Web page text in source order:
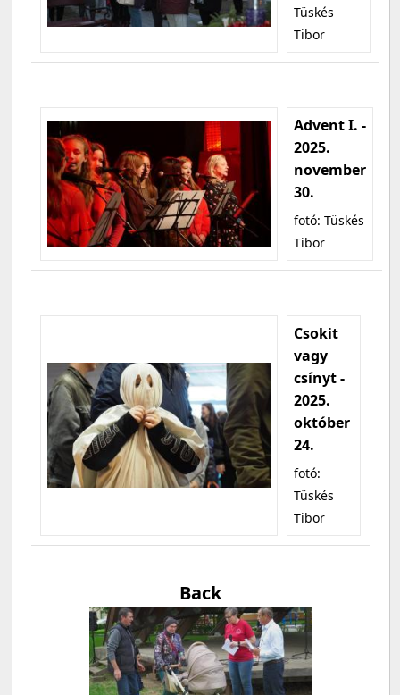
Tüskés
Tibor
Advent I. -
2025.
november
30.
fotó: Tüskés
Tibor
Csokit
vagy
csínyt -
2025.
október
24.
fotó:
Tüskés
Tibor
Back